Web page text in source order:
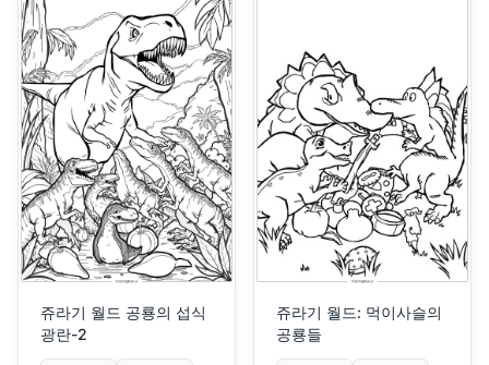
쥬라기 월드 공룡의 섭식
광란-2
쥬라기 월드: 먹이사슬의
공룡들